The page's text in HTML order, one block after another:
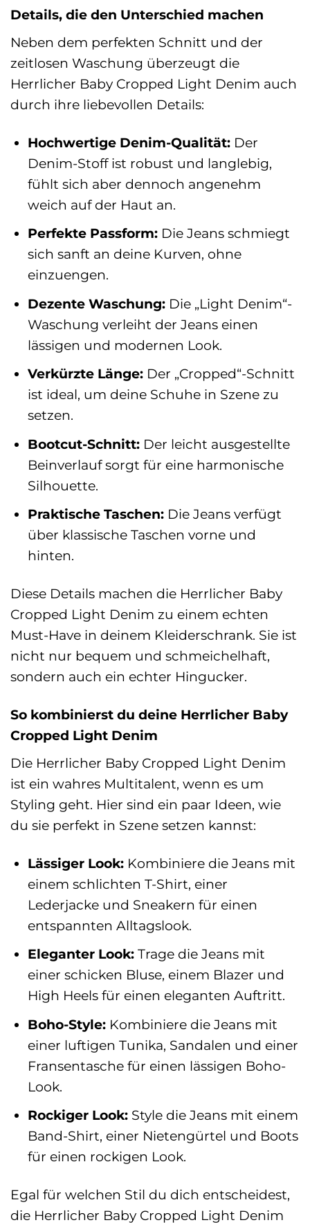
Details, die den Unterschied machen
Neben dem perfekten Schnitt und der
zeitlosen Waschung überzeugt die
Herrlicher Baby Cropped Light Denim auch
durch ihre liebevollen Details:
Hochwertige Denim-Qualität:Der
Denim-Stoff ist robust und langlebig,
fühlt sich aber dennoch angenehm
weich auf der Haut an.
Perfekte Passform:Die Jeans schmiegt
sich sanft an deine Kurven, ohne
einzuengen.
Dezente Waschung:Die „Light Denim“-
Waschung verleiht der Jeans einen
lässigen und modernen Look.
Verkürzte Länge:Der „Cropped“-Schnitt
ist ideal, um deine Schuhe in Szene zu
setzen.
Bootcut-Schnitt:Der leicht ausgestellte
Beinverlauf sorgt für eine harmonische
Silhouette.
Praktische Taschen:Die Jeans verfügt
über klassische Taschen vorne und
hinten.
Diese Details machen die Herrlicher Baby
Cropped Light Denim zu einem echten
Must-Have in deinem Kleiderschrank. Sie ist
nicht nur bequem und schmeichelhaft,
sondern auch ein echter Hingucker.
So kombinierst du deine Herrlicher Baby
Cropped Light Denim
Die Herrlicher Baby Cropped Light Denim
ist ein wahres Multitalent, wenn es um
Styling geht. Hier sind ein paar Ideen, wie
du sie perfekt in Szene setzen kannst:
Lässiger Look:Kombiniere die Jeans mit
einem schlichten T-Shirt, einer
Lederjacke und Sneakern für einen
entspannten Alltagslook.
Eleganter Look:Trage die Jeans mit
einer schicken Bluse, einem Blazer und
High Heels für einen eleganten Auftritt.
Boho-Style:Kombiniere die Jeans mit
einer luftigen Tunika, Sandalen und einer
Fransentasche für einen lässigen Boho-
Look.
Rockiger Look:Style die Jeans mit einem
Band-Shirt, einer Nietengürtel und Boots
für einen rockigen Look.
Egal für welchen Stil du dich entscheidest,
die Herrlicher Baby Cropped Light Denim